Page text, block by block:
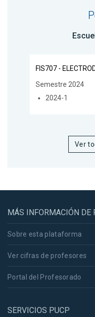
FIS707 -
Semestre 2024
2024-1
Ver
MÁS INFORMACIÓN DE
Sobre esta plataforma
Ver cifras de profesores
Portal del Profesorado
SERVICIOS PUCP